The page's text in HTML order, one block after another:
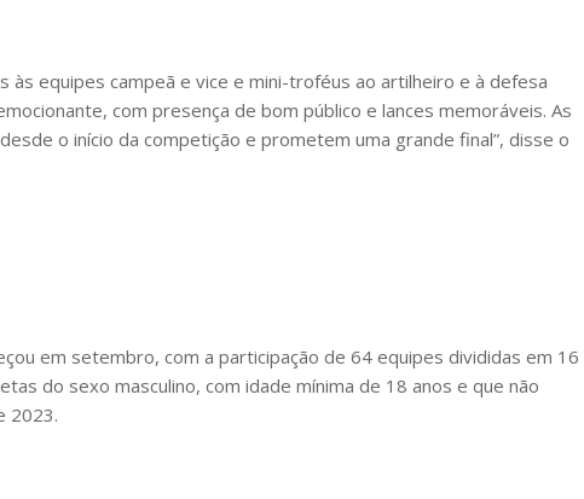
equipes campeã e vice e mini-troféus ao artilheiro e à defesa
com presença de bom público e lances memoráveis. As
o início da competição e prometem uma grande final”, disse o
em setembro, com a participação de 64 equipes divididas em 16
do sexo masculino, com idade mínima de 18 anos e que não
2023.